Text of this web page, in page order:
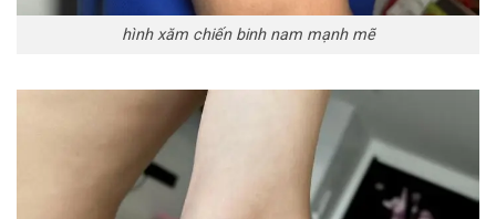
hình xăm chiến binh nam mạnh mẽ